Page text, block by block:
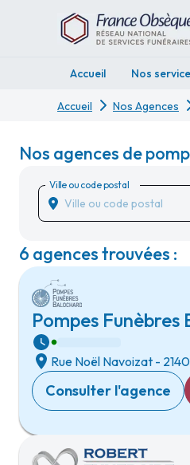
Accueil Nos
Accueil Nos Agences
Nos agences de
Ville ou code postal
6 agences trouvées :
Pompes
Rue Noël Navoizat -
Consulter l'agence